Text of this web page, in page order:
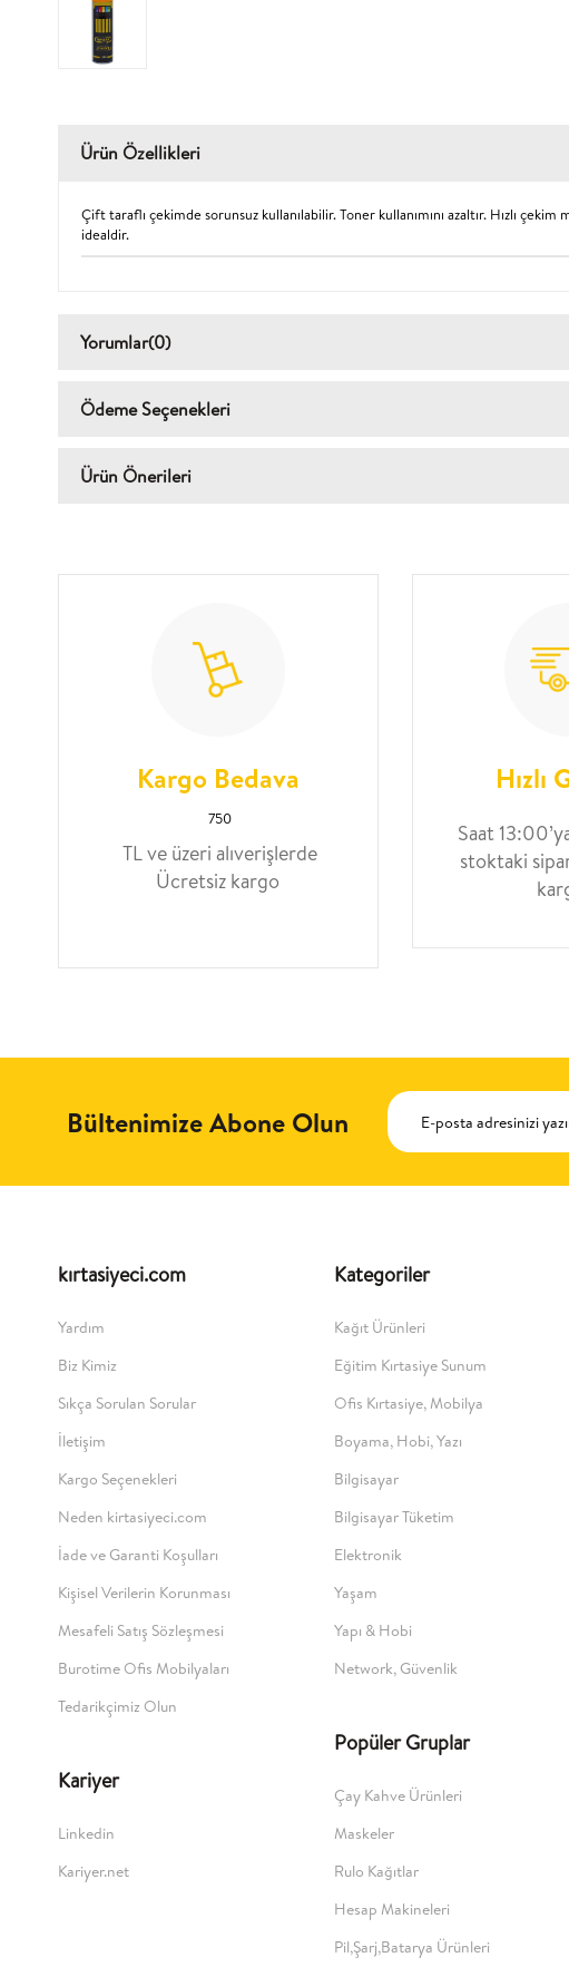
Ürün Özellikleri
Çift taraflı çekimde sorunsuz kullanılabilir. Toner kullanımını azaltır. Hızlı
idealdir.
Yorumlar(0)
Ödeme Seçenekleri
Ürün Önerileri
Kargo Bedava
750
TL ve üzeri alıverişlerde
Ücretsiz kargo
Hızlı
Saat
stoktaki
Bültenimize Abone Olun
kırtasiyeci.com
Yardım
Biz Kimiz
Sıkça Sorulan Sorular
İletişim
Kargo Seçenekleri
Neden kirtasiyeci.com
İade ve Garanti Koşulları
Kişisel Verilerin Korunması
Mesafeli Satış Sözleşmesi
Burotime Ofis Mobilyaları
Tedarikçimiz Olun
Kariyer
Linkedin
Kariyer.net
Kategoriler
Kağıt Ürünleri
Eğitim Kırtasiye Sunum
Ofis Kırtasiye, Mobilya
Boyama, Hobi, Yazı
Bilgisayar
Bilgisayar Tüketim
Elektronik
Yaşam
Yapı & Hobi
Network, Güvenlik
Popüler Gruplar
Çay Kahve Ürünleri
Maskeler
Rulo Kağıtlar
Hesap Makineleri
Pil,Şarj,Batarya Ürünleri